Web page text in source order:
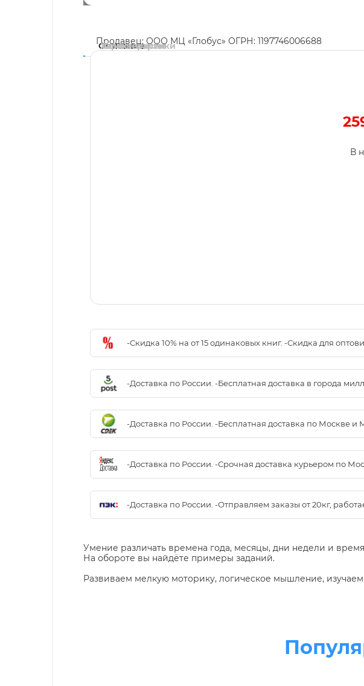
Продавец: ООО МЦ «Глобус» ОГРН: 1197746006688
В
-Скидка 10% на от 15 одинаковых книг. -Скидка для
-Доставка по России. -Бесплатная доставка в города
-Доставка по России. -Бесплатная доставка по Москве и
-Доставка по России. -Срочная доставка курьером по
-Доставка по России. -Отправляем заказы от 20кг,
Описание
Характеристики
Комментарии
Умение различать времена года, месяцы, дни недели и
На обороте вы найдёте примеры заданий.
Развиваем мелкую моторику, логическое мышление,